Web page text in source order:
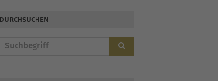
DURCHSUCHEN